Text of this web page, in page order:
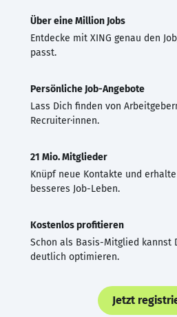
Über eine Million Jobs
Entdecke mit XING genau den
passt.
Persönliche Job-Angebote
Lass Dich finden von
Recruiter·innen.
21 Mio. Mitglieder
Knüpf neue Kontakte und
besseres Job-Leben.
Kostenlos profitieren
Schon als Basis-Mitglied kannst
deutlich optimieren.
Jetzt